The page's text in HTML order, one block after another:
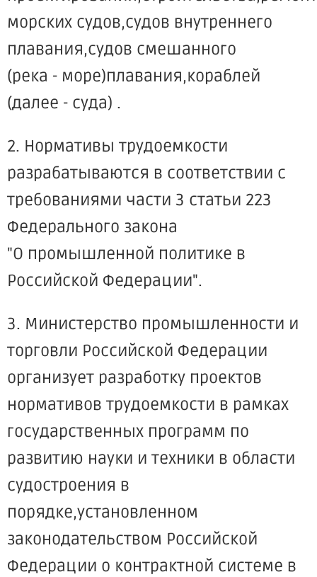
морских судов,судов внутреннего
плавания,судов смешанного
(река - море)плавания,кораблей
(далее - суда) .
2. Нормативы трудоемкости
разрабатываются в соответствии с
требованиями части 3 статьи 223
Федерального закона
"О промышленной политике в
Российской Федерации".
3. Министерство промышленности и
торговли Российской Федерации
организует разработку проектов
нормативов трудоемкости в рамках
государственных программ по
развитию науки и техники в области
судостроения в
порядке,установленном
законодательством Российской
Федерации о контрактной системе в